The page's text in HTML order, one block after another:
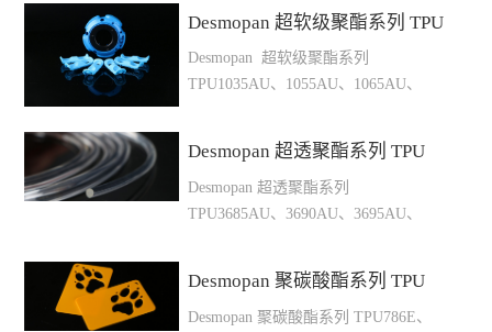
Desmopan 超软级聚酯系列 TPU
Desmopan 超软级聚酯系列
TPU1035AU、1055AU、1065AU、
和柔软手感，可用于软规格注塑制品及
电子包胶产品型号硬度A/D密度kg/m³
拉伸强度Mpa断裂伸长率%撕裂强度
kN/m摩擦损耗mm³熔体温度℃模具温
度℃1035AU40A11817.5120030140160-
40701055AU52A119210100045100160-
Desmopan 超透聚酯系列 TPU
Desmopan 超透聚酯系列
TPU3685AU、3690AU、3695AU、
出型材制品型号硬度A/D密度kg/m³拉
伸强度Mpa断裂伸长率%撕裂强度kN/m
Desmopan 聚碳酸酯系列 TPU
Desmopan 聚碳酸酯系列 TPU786E、